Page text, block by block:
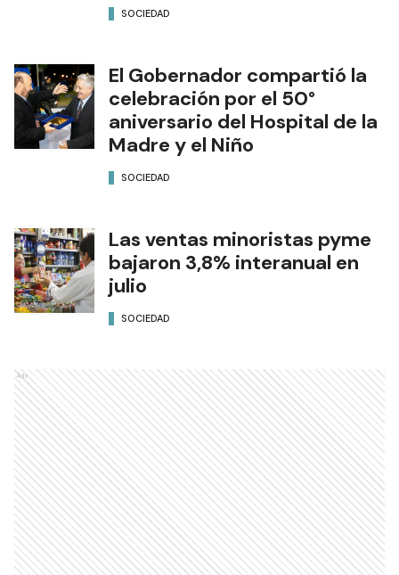
SOCIEDAD
El Gobernador compartió la
celebración por el 50°
aniversario del Hospital de la
Madre y el Niño
SOCIEDAD
Las ventas minoristas pyme
bajaron 3,8% interanual en
julio
SOCIEDAD
Ads